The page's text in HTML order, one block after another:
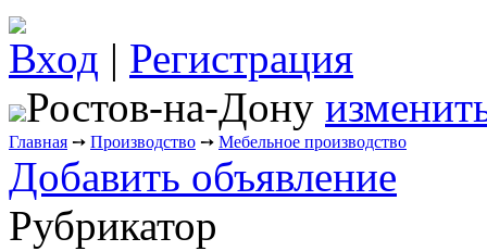
Вход | Регистрация
Ростов-на-Дону
Главная ➙ Производство ➙ Мебельное производство
Добавить объявление
Рубрикатор